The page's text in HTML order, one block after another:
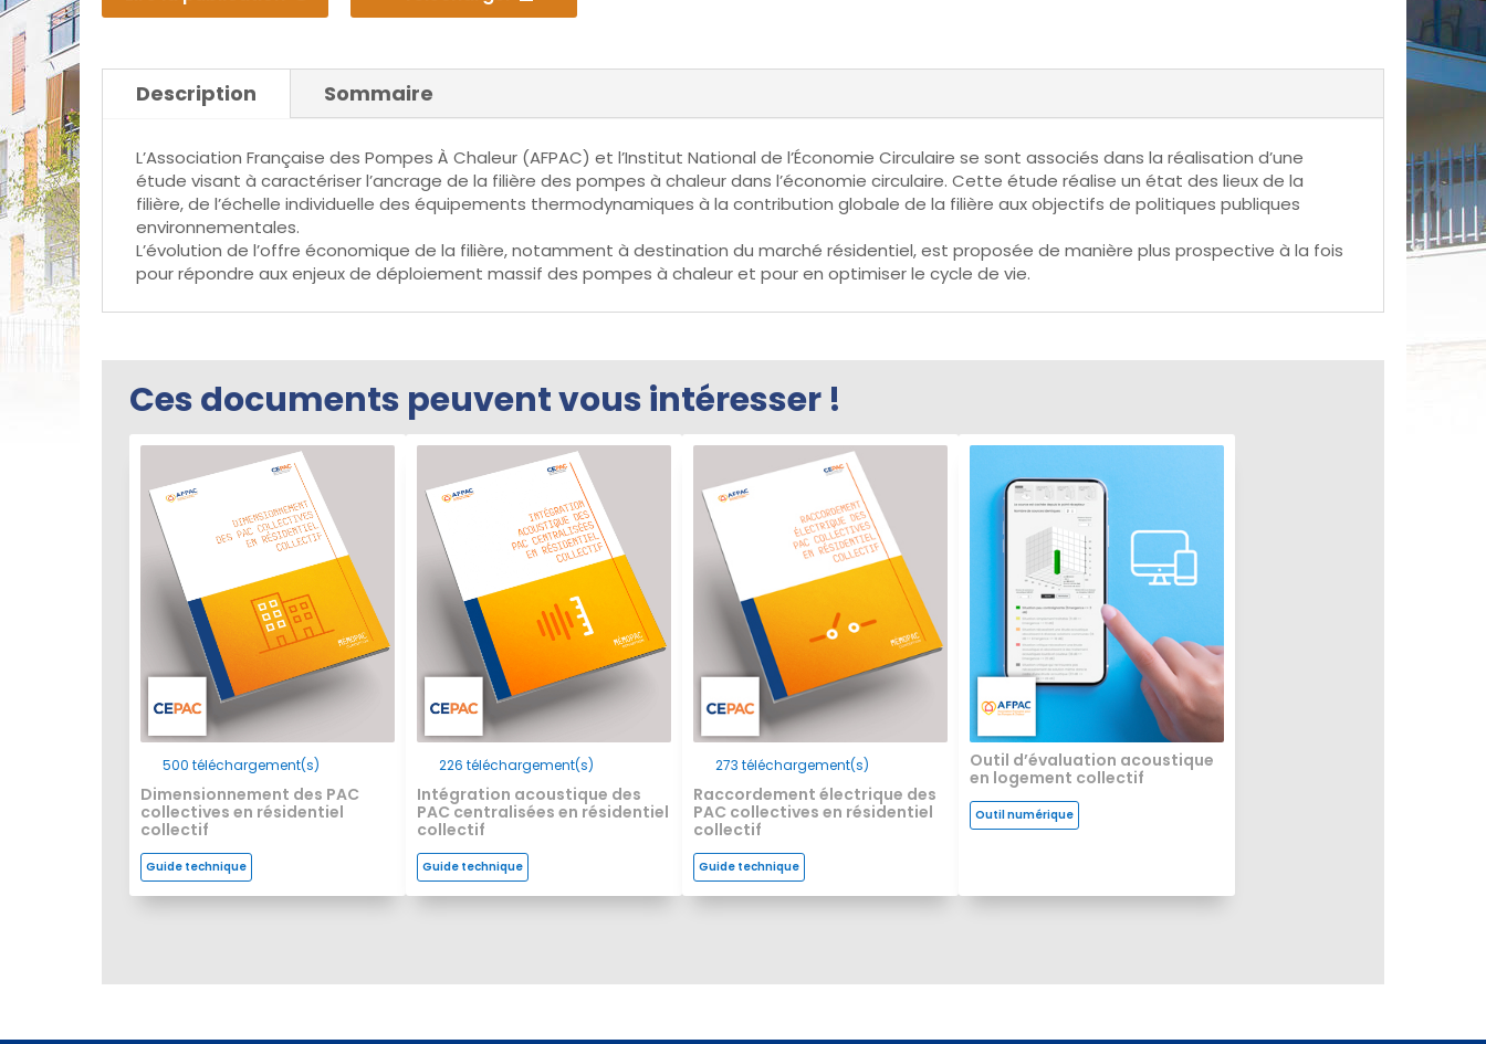
Description Sommaire
L’Association Française des Pompes À Chaleur (AFPAC) et l’Institut National de l’Économie Circulaire se sont associés dans la réalisation d’une
étude visant à caractériser l’ancrage de la filière des pompes à chaleur dans l’économie circulaire. Cette étude réalise un état des lieux de la
filière, de l’échelle individuelle des équipements thermodynamiques à la contribution globale de la filière aux objectifs de politiques publiques
environnementales.
L’évolution de l’offre économique de la filière, notamment à destination du marché résidentiel, est proposée de manière plus prospective à la fois
pour répondre aux enjeux de déploiement massif des pompes à chaleur et pour en optimiser le cycle de vie.
Ces documents peuvent vous intéresser !
500 téléchargement(s)
Dimensionnement des PAC
collectives en résidentiel
collectif
Guide technique
226 téléchargement(s)
Intégration acoustique des
PAC centralisées en résidentiel
collectif
Guide technique
273 téléchargement(s)
Raccordement électrique des
PAC collectives en résidentiel
collectif
Guide technique
Outil d’évaluation acoustique
en logement collectif
Outil numérique